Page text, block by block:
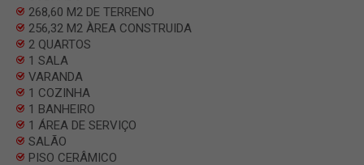
268,60 M2 DE TERRENO
256,32 M2 ÀREA CONSTRUIDA
2 QUARTOS
1 SALA
VARANDA
1 COZINHA
1 BANHEIRO
1 ÁREA DE SERVIÇO
SALÃO
PISO CERÂMICO